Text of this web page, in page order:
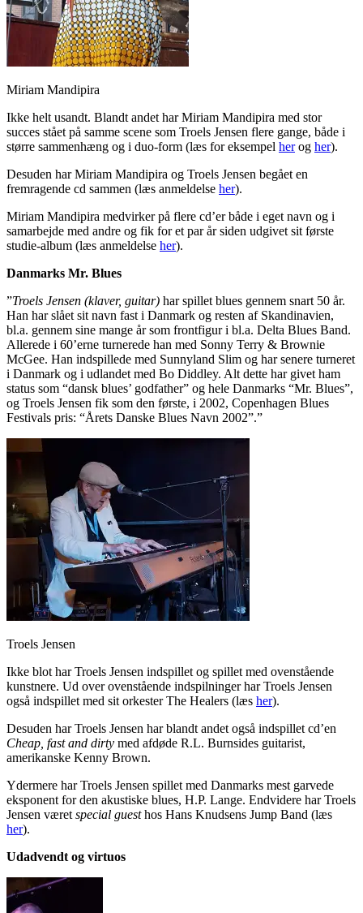
Miriam Mandipira
Ikke helt usandt. Blandt andet har Miriam Mandipira med stor
succes stået på samme scene som Troels Jensen flere gange, både i
større sammenhæng og i duo-form (læs for eksempel herog her).
Desuden har Miriam Mandipira og Troels Jensen begået en
fremragende cd sammen (læs anmeldelse her).
Miriam Mandipira medvirker på flere cd’er både i eget navn og i
samarbejde med andre og fik for et par år siden udgivet sit første
studie-album (læs anmeldelse her).
Danmarks Mr. Blues
”Troels Jensen (klaver, guitar) har spillet blues gennem snart 50 år.
Han har slået sit navn fast i Danmark og resten af Skandinavien,
bl.a. gennem sine mange år som frontfigur i bl.a. Delta Blues Band.
Allerede i 60’erne turnerede han med Sonny Terry & Brownie
McGee. Han indspillede med Sunnyland Slim og har senere turneret
i Danmark og i udlandet med Bo Diddley. Alt dette har givet ham
status som “dansk blues’ godfather” og hele Danmarks “Mr. Blues”,
og Troels Jensen fik som den første, i 2002, Copenhagen Blues
Festivals pris: “Årets Danske Blues Navn 2002”.”
Troels Jensen
Ikke blot har Troels Jensen indspillet og spillet med ovenstående
kunstnere. Ud over ovenstående indspilninger har Troels Jensen
også indspillet med sit orkester The Healers (læs her).
Desuden har Troels Jensen har blandt andet også indspillet cd’en
Cheap, fast and dirty med afdøde R.L. Burnsides guitarist,
amerikanske Kenny Brown.
Ydermere har Troels Jensen spillet med Danmarks mest garvede
eksponent for den akustiske blues, H.P. Lange. Endvidere har Troels
Jensen været special guesthos Hans Knudsens Jump Band (læs
her).
Udadvendt og virtuos